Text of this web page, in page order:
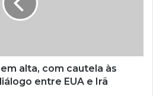
alta, com cautela às
entre EUA e Irã